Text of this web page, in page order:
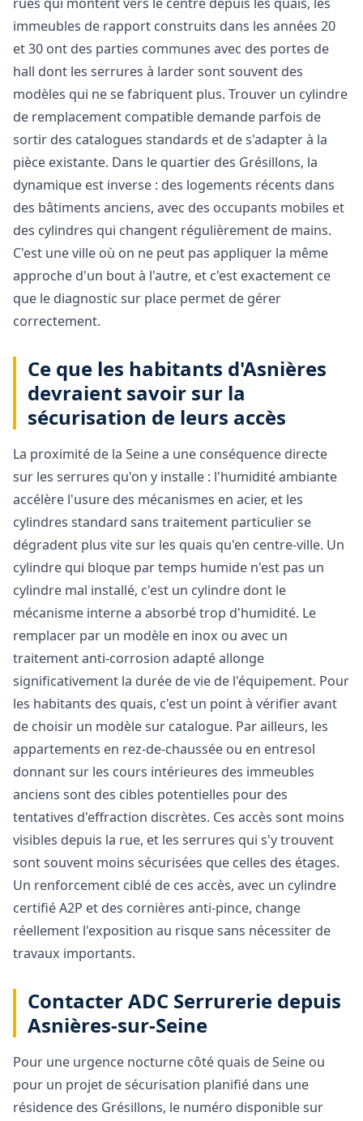
immeubles de rapport construits dans les années 20
et 30 ont des parties communes avec des portes de
hall dont les serrures à larder sont souvent des
modèles qui ne se fabriquent plus. Trouver un cylindre
de remplacement compatible demande parfois de
sortir des catalogues standards et de s'adapter à la
pièce existante. Dans le quartier des Grésillons, la
dynamique est inverse : des logements récents dans
des bâtiments anciens, avec des occupants mobiles et
des cylindres qui changent régulièrement de mains.
C'est une ville où on ne peut pas appliquer la même
approche d'un bout à l'autre, et c'est exactement ce
que le diagnostic sur place permet de gérer
correctement.
Ce que les habitants d'Asnières
devraient savoir sur la
sécurisation de leurs accès
La proximité de la Seine a une conséquence directe
sur les serrures qu'on y installe : l'humidité ambiante
accélère l'usure des mécanismes en acier, et les
cylindres standard sans traitement particulier se
dégradent plus vite sur les quais qu'en centre-ville. Un
cylindre qui bloque par temps humide n'est pas un
cylindre mal installé, c'est un cylindre dont le
mécanisme interne a absorbé trop d'humidité. Le
remplacer par un modèle en inox ou avec un
traitement anti-corrosion adapté allonge
significativement la durée de vie de l'équipement. Pour
les habitants des quais, c'est un point à vérifier avant
de choisir un modèle sur catalogue. Par ailleurs, les
appartements en rez-de-chaussée ou en entresol
donnant sur les cours intérieures des immeubles
anciens sont des cibles potentielles pour des
tentatives d'effraction discrètes. Ces accès sont moins
visibles depuis la rue, et les serrures qui s'y trouvent
sont souvent moins sécurisées que celles des étages.
Un renforcement ciblé de ces accès, avec un cylindre
certifié A2P et des cornières anti-pince, change
réellement l'exposition au risque sans nécessiter de
travaux importants.
Contacter ADC Serrurerie depuis
Asnières-sur-Seine
Pour une urgence nocturne côté quais de Seine ou
pour un projet de sécurisation planifié dans une
résidence des Grésillons, le numéro disponible sur